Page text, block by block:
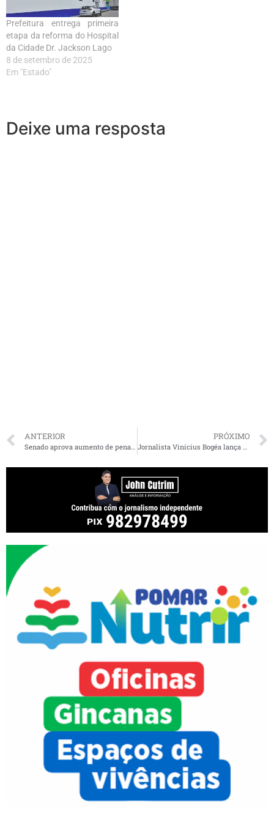
Prefeitura entrega primeira
etapa da reforma do Hospital
da Cidade Dr. Jackson Lago
8 de setembro de 2025
Em "Estado"
Deixe uma resposta
ANTERIOR
Senado aprova aumento de pena para agressores de cães e gatos
PRÓXIMO
Jornalista Vinícius Bogéa lança hoje “Solidão de Aço”, seu sexto livro